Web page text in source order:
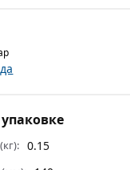
0.15